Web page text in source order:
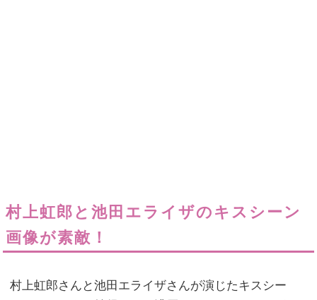
村上虹郎と池田エライザのキスシーン
画像が素敵！
村上虹郎さんと池田エライザさんが演じたキスシー